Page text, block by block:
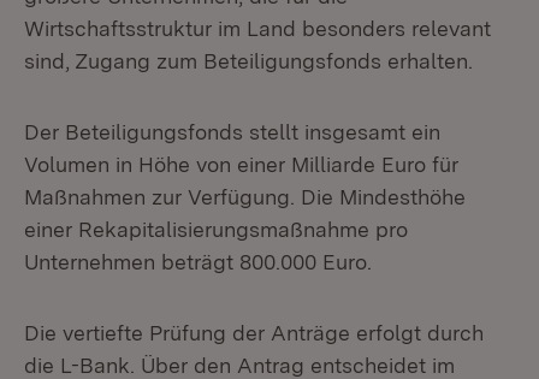
Wirtschaftsstruktur im Land besonders relevant
sind, Zugang zum Beteiligungsfonds erhalten.
Der Beteiligungsfonds stellt insgesamt ein
Volumen in Höhe von einer Milliarde Euro für
Maßnahmen zur Verfügung. Die Mindesthöhe
einer Rekapitalisierungsmaßnahme pro
Unternehmen beträgt 800.000 Euro.
Die vertiefte Prüfung der Anträge erfolgt durch
die L-Bank. Über den Antrag entscheidet im